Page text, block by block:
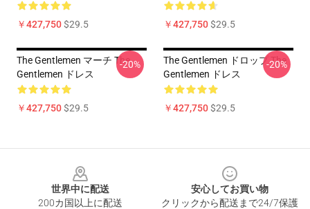
￥427,750$29.5 ￥427,750$29.5
The Gentlemen マーチ The
Gentlemen ドレス
￥427,750$29.5
-20%
The Gentlemen ドロップ The
Gentlemen ドレス
￥427,750$29.5
-20%
世界中に配送
200カ国以上に配送
安心してお買い物
クリックから配送まで24/7保護